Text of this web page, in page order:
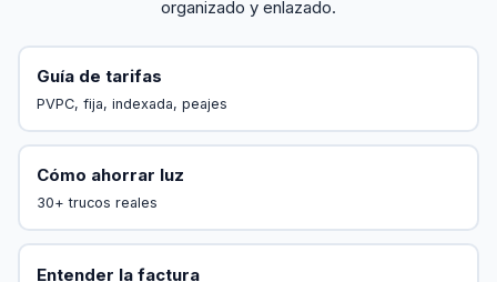
organizado y enlazado.
Guía de tarifas
PVPC, fija, indexada, peajes
Cómo ahorrar luz
30+ trucos reales
Entender la factura